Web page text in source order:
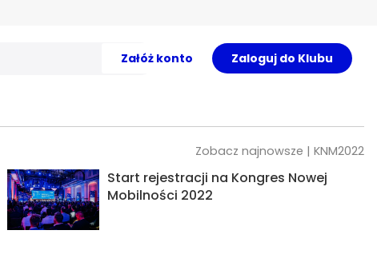
Załóż konto Zaloguj do Klubu
Zobacz najnowsze | KNM2022
Start rejestracji na Kongres Nowej
Mobilności 2022